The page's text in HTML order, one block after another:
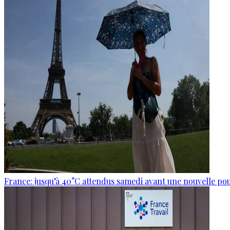
France: jusqu’à 40°C attendus samedi avant une nouvelle